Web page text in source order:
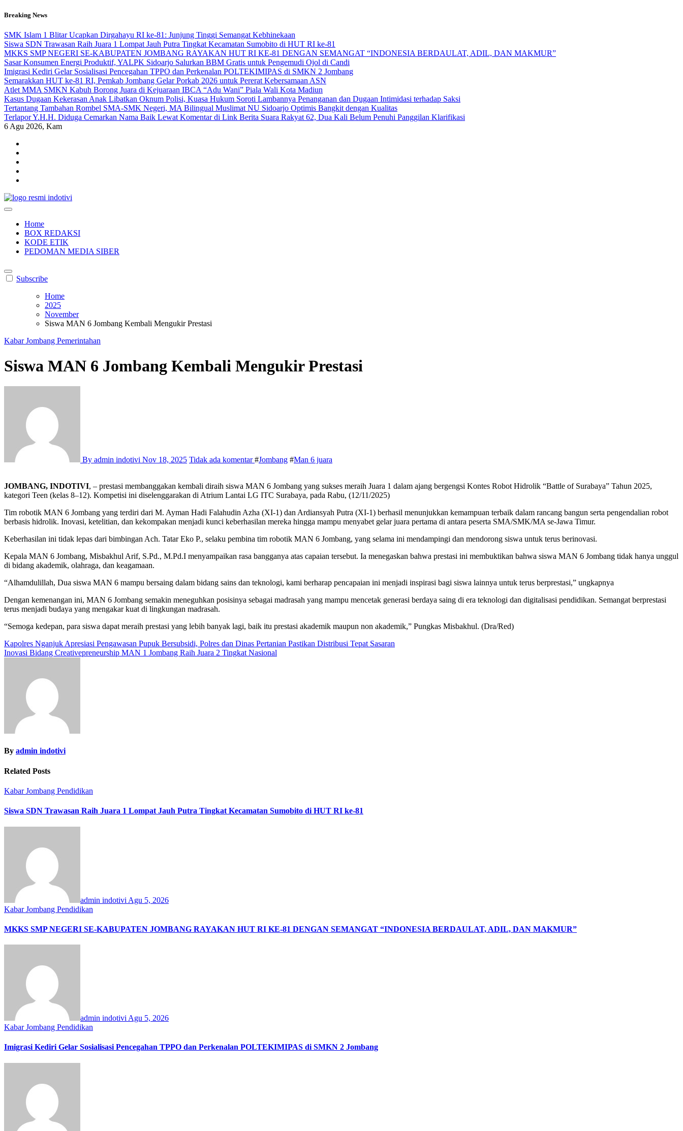
Skip
content
Breaking News
SMK Islam 1 Blitar Ucapkan Dirgahayu RI ke-81: Junjung Tinggi Semangat Kebhinekaan
Siswa SDN Trawasan Raih Juara 1 Lompat Jauh Putra Tingkat Kecamatan Sumobito di HUT RI ke-81
MKKS SMP NEGERI SE-KABUPATEN JOMBANG RAYAKAN HUT RI KE-81 DENGAN SEMANGAT “INDONESIA BERDAULAT, ADIL, DAN MAKMUR”
Sasar Konsumen Energi Produktif, YALPK Sidoarjo Salurkan BBM Gratis untuk Pengemudi Ojol di Candi
Imigrasi Kediri Gelar Sosialisasi Pencegahan TPPO dan Perkenalan POLTEKIMIPAS di SMKN 2 Jombang
Semarakkan HUT ke-81 RI, Pemkab Jombang Gelar Porkab 2026 untuk Pererat Kebersamaan ASN
Atlet MMA SMKN Kabuh Borong Juara di Kejuaraan IBCA “Adu Wani” Piala Wali Kota Madiun
Kasus Dugaan Kekerasan Anak Libatkan Oknum Polisi, Kuasa Hukum Soroti Lambannya Penanganan dan Dugaan Intimidasi terhadap Saksi
Tertantang Tambahan Rombel SMA-SMK Negeri, MA Bilingual Muslimat NU Sidoarjo Optimis Bangkit dengan Kualitas
Terlapor Y.H.H. Diduga Cemarkan Nama Baik Lewat Komentar di Link Berita Suara Rakyat 62, Dua Kali Belum Penuhi Panggilan Klarifikasi
6 Agu 2026, Kam
Home
BOX REDAKSI
KODE ETIK
PEDOMAN MEDIA SIBER
Subscribe
Home
2025
November
Siswa MAN 6 Jombang Kembali Mengukir Prestasi
Kabar Jombang Pemerintahan
Siswa MAN 6 Jombang Kembali Mengukir Prestasi
By admin indotivi Nov 18, 2025 Tidak ada komentar#Jombang #Man 6 juara
JOMBANG, INDOTIVI, – prestasi membanggakan kembali diraih siswa MAN 6 Jombang yang sukses meraih Juara 1 dalam ajang bergengsi Kontes Robot Hidrolik “Battle of Surabaya” Tahun 2025,
kategori Teen (kelas 8–12). Kompetisi ini diselenggarakan di Atrium Lantai LG ITC Surabaya, pada Rabu, (12/11/2025)
Tim robotik MAN 6 Jombang yang terdiri dari M. Ayman Hadi Falahudin Azha (XI-1) dan Ardiansyah Putra (XI-1) berhasil menunjukkan kemampuan terbaik dalam rancang bangun serta pengendalian robot
berbasis hidrolik. Inovasi, ketelitian, dan kekompakan menjadi kunci keberhasilan mereka hingga mampu menyabet gelar juara pertama di antara peserta SMA/SMK/MA se-Jawa Timur.
Keberhasilan ini tidak lepas dari bimbingan Ach. Tatar Eko P., selaku pembina tim robotik MAN 6 Jombang, yang selama ini mendampingi dan mendorong siswa untuk terus berinovasi.
Kepala MAN 6 Jombang, Misbakhul Arif, S.Pd., M.Pd.I menyampaikan rasa bangganya atas capaian tersebut. Ia menegaskan bahwa prestasi ini membuktikan bahwa siswa MAN 6 Jombang tidak hanya unggul
di bidang akademik, olahraga, dan keagamaan.
“Alhamdulillah, Dua siswa MAN 6 mampu bersaing dalam bidang sains dan teknologi, kami berharap pencapaian ini menjadi inspirasi bagi siswa lainnya untuk terus berprestasi,” ungkapnya
Dengan kemenangan ini, MAN 6 Jombang semakin meneguhkan posisinya sebagai madrasah yang mampu mencetak generasi berdaya saing di era teknologi dan digitalisasi pendidikan. Semangat berprestasi
terus menjadi budaya yang mengakar kuat di lingkungan madrasah.
“Semoga kedepan, para siswa dapat meraih prestasi yang lebih banyak lagi, baik itu prestasi akademik maupun non akademik,” Pungkas Misbakhul. (Dra/Red)
Navigasi
pos
Kapolres Nganjuk Apresiasi Pengawasan Pupuk Bersubsidi, Polres dan Dinas Pertanian Pastikan Distribusi Tepat Sasaran
Inovasi Bidang Creativepreneurship MAN 1 Jombang Raih Juara 2 Tingkat Nasional
By admin indotivi
Related Posts
Kabar Jombang Pendidikan
Siswa SDN Trawasan Raih Juara 1 Lompat Jauh Putra Tingkat Kecamatan Sumobito di HUT RI ke-81
admin indotivi Agu 5, 2026
Kabar Jombang Pendidikan
MKKS SMP NEGERI SE-KABUPATEN JOMBANG RAYAKAN HUT RI KE-81 DENGAN SEMANGAT “INDONESIA BERDAULAT, ADIL, DAN MAKMUR”
admin indotivi Agu 5, 2026
Kabar Jombang Pendidikan
Imigrasi Kediri Gelar Sosialisasi Pencegahan TPPO dan Perkenalan POLTEKIMIPAS di SMKN 2 Jombang